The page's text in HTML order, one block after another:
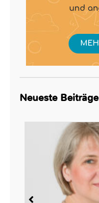
Neueste Beiträge